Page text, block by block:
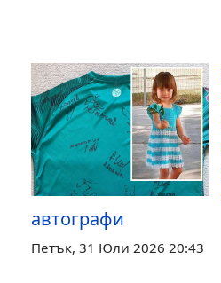
автографи
Петък, 31 Юли 2026 20:43